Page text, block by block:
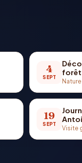
4
SEPT
forêt
Nature
19
SEPT
Visite